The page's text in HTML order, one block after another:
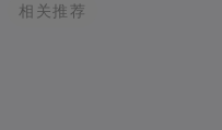
相关推荐